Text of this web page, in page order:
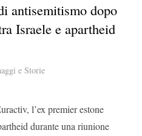
antisemitismo dopo
Israele e apartheid
e Storie
l’ex premier estone
durante una riunione